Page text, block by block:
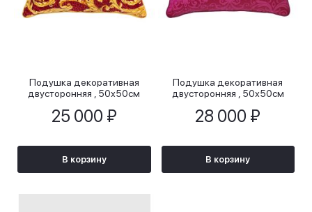
Подушка декоративная
двусторонняя , 50х50см
25 000 ₽
В корзину
Подушка декоративная
двусторонняя , 50х50см
28 000 ₽
В корзину